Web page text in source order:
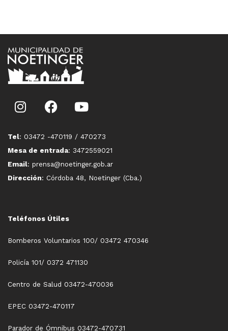
Tel: 03472 -470119 / 470273
Mesa de entrada: 3472559021
Email: prensa@noetinger.gob.ar
Dirección: Córdoba 48, Noetinger (Cba.)
Teléfonos Útiles
Bomberos Voluntarios 100/ 03472 470346
Policía 101/ 0372 471130
Centro de Salud 03472-470036
EPEC 03472-470117
Parador de Ómnibus 03472-470731